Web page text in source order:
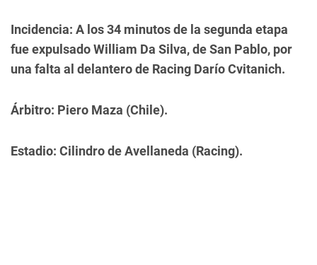
Incidencia: A los 34 minutos de la segunda etapa
fue expulsado William Da Silva, de San Pablo, por
una falta al delantero de Racing Darío Cvitanich.
Árbitro: Piero Maza (Chile).
Estadio: Cilindro de Avellaneda (Racing).